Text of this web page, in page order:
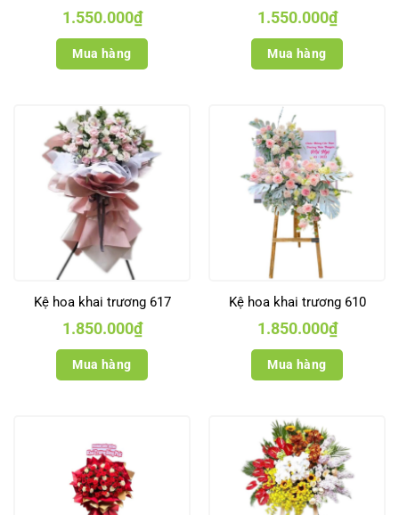
1.550.000₫
Mua hàng
1.550.000₫
Mua hàng
Kệ hoa khai trương 617
1.850.000₫
Mua hàng
Kệ hoa khai trương 610
1.850.000₫
Mua hàng